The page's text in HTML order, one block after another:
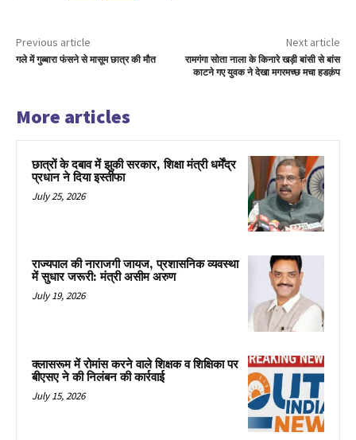
Previous article
गले में गुब्बारा फंसने से मासूम छात्र की मौत
Next article
रामगंगा सोता नाला के किनारे खड़ी बांसी से बांस
काटने गए युवक ने देखा मगरमच्छ मचा हडक़ंप
More articles
छात्रों के दबाव में झुकी सरकार, शिक्षा मंत्री धर्मेंद्र
प्रधान ने दिया इस्तीफा
July 25, 2026
राज्यपाल की नाराजगी जायज, प्रशासनिक व्यवस्था
में सुधार जरूरी: मंत्री असीम अरुण
July 19, 2026
क्लासरूम में रोमांस करने वाले शिक्षक व शिक्षिका पर
बीएसए ने की निलंबन की कार्रवाई
July 15, 2026